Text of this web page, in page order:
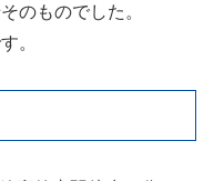
のものでした。
。